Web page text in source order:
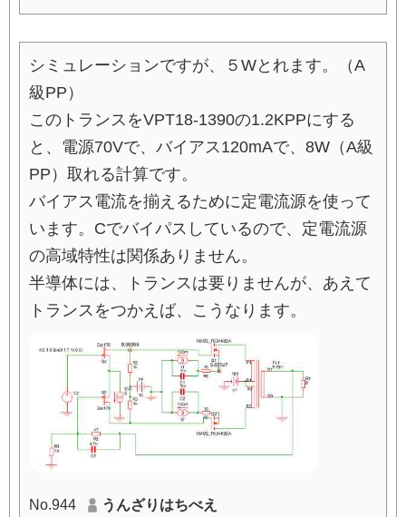
シミュレーションですが、５Wとれます。（A
級PP）
このトランスをVPT18-1390の1.2KPPにする
と、電源70Vで、バイアス120mAで、8W（A級
PP）取れる計算です。
バイアス電流を揃えるために定電流源を使って
います。Cでバイパスしているので、定電流源
の高域特性は関係ありません。
半導体には、トランスは要りませんが、あえて
トランスをつかえば、こうなります。
No.944 うんざりはちべえ